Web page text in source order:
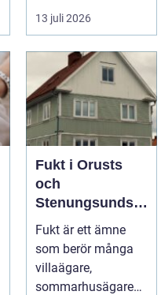
motorväg,
stadstrafik, gru...
13 juli 2026
Fukt i Orusts
och
Stenungsunds
hus: Så
upptäcker och
åtgärdar du
problemet
Fukt är ett ämne
som berör många
villaägare,
sommarhusägare